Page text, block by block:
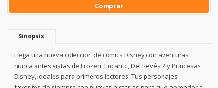
Comprar
Sinopsis
Llega una nueva colección de cómics Disney con aventuras
nunca antes vistas de Frozen, Encanto, Del Revés 2 y Princesas
Disney, ideales para primeros lectores. Tus personajes